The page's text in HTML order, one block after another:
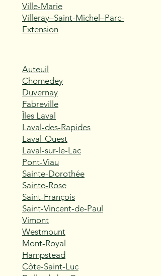
Ville-Marie
Villeray–Saint-Michel–Parc-
Extension
Auteuil
Chomedey
Duvernay
Fabreville
Îles Laval
Laval-des-Rapides
Laval-Ouest
Laval-sur-le-Lac
Pont-Viau
Sainte-Dorothée
Sainte-Rose
Saint-François
Saint-Vincent-de-Paul
Vimont
Westmount
Mont-Royal
Hampstead
Côte-Saint-Luc